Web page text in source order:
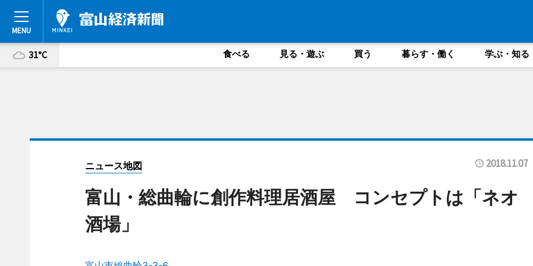
31°C 食べる 見る・遊ぶ 買う 暮らす・働く 学ぶ・知る
ニュース地図 2018.11.07
富山・総曲輪に創作料理居酒屋 コンセプトは「ネオ
酒場」